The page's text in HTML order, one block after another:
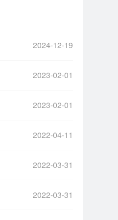
2024-12-19
2023-02-01
2023-02-01
2022-04-11
2022-03-31
2022-03-31